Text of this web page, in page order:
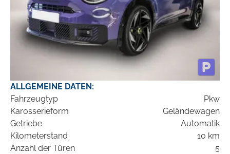
ALLGEMEINE DATEN:
Fahrzeugtyp
Pkw
Karosserieform
Geländewagen
Getriebe
Automatik
Kilometerstand
10 km
Anzahl der Türen
5